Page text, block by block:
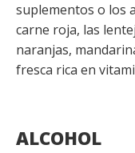
suplementos o los
carne roja, las
naranjas,
fresca rica en
ALCOHOL